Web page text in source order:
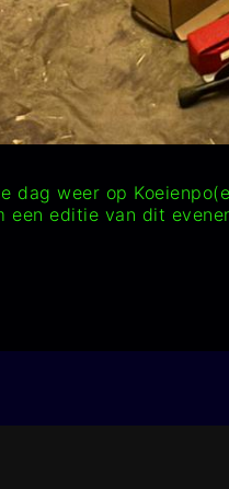
dag weer op
een editie van dit